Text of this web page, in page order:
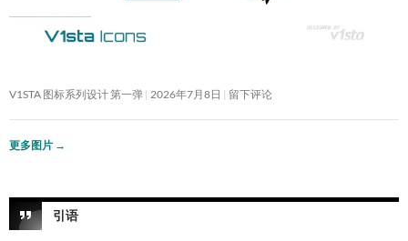
V1STA 图标系列设计 第一弹 2026年7月8日 留下评论
更多图片 →
引语